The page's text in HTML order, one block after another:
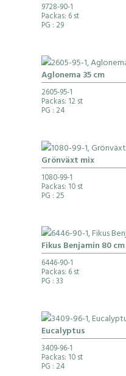
9728-90-1
Packas: 6 st
PG : 29
Aglonema 35 cm
2605-95-1
Packas: 12 st
PG : 24
Grönväxt mix
1080-99-1
Packas: 10 st
PG : 25
Fikus Benjamin 80 cm
6446-90-1
Packas: 6 st
PG : 33
Eucalyptus
3409-96-1
Packas: 10 st
PG : 24